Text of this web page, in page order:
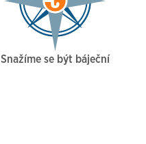
Snažíme se být báječní